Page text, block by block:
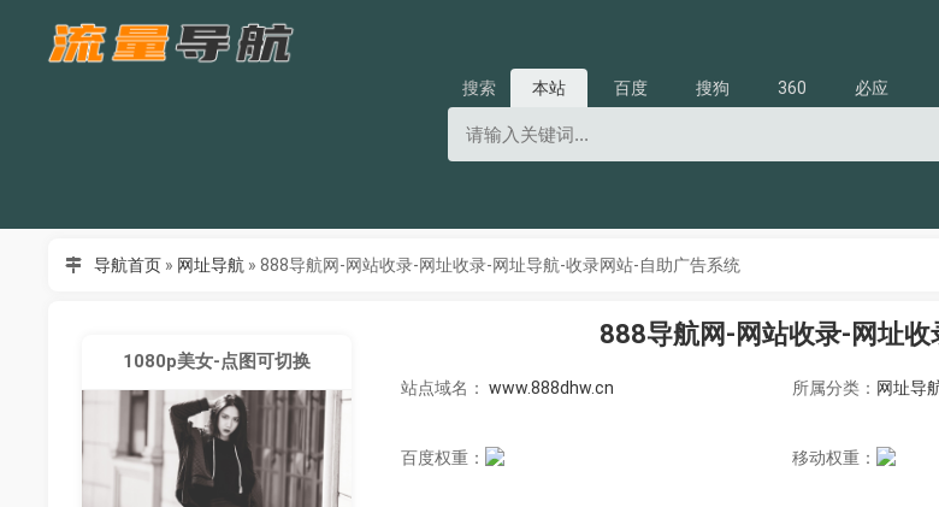
搜索 本站 百度 搜狗 360 必应
导航首页 » 网址导航 » 888导航网-网站收录-网址收录-网址导航-收录网站-自助广告系统
888导航网-网站收录-网址
站点域名： www.888dhw.cn 所属分类： 网址导
百度权重： 移动权重：
1080p美女-点图可切换